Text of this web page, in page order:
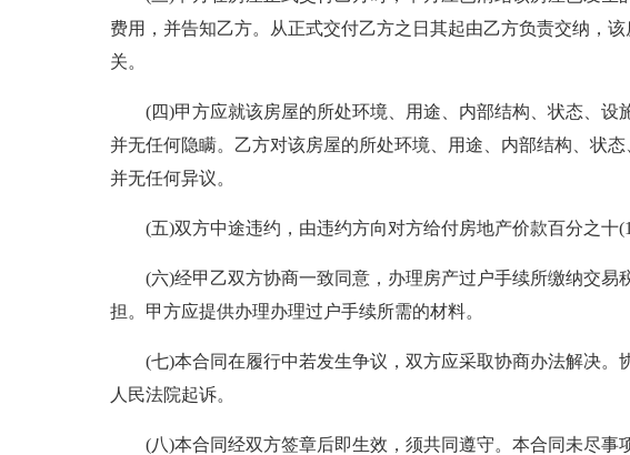
费用，并告知乙方。从正式交付乙方之日其起由乙方负责交纳，
关。
(四)甲方应就该房屋的所处环境、用途、内部结构、状态、设
并无任何隐瞒。乙方对该房屋的所处环境、用途、内部结构、状
并无任何异议。
(五)双方中途违约，由违约方向对方给付房地产价款百分之十
(六)经甲乙双方协商一致同意，办理房产过户手续所缴纳交易
担。甲方应提供办理办理过户手续所需的材料。
(七)本合同在履行中若发生争议，双方应采取协商办法解决。
人民法院起诉。
(八)本合同经双方签章后即生效，须共同遵守。本合同未尽事